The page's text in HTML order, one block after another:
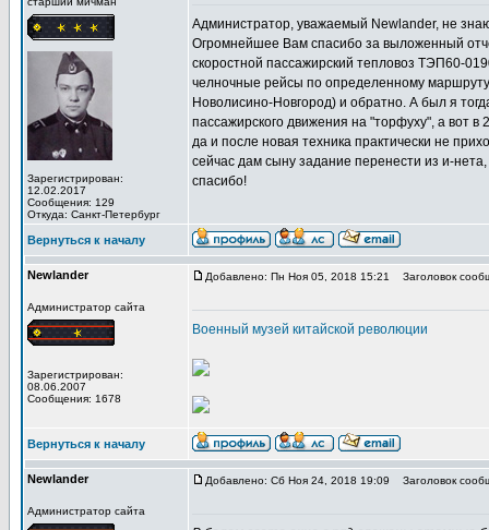
Зарегистрирован:
12.02.2017
Сообщения: 129
Откуда: Санкт-Петербург
Администратор, уважаемый Newlander, не
Огромнейшее Вам спасибо за выложенный
скоростной пассажирский тепловоз ТЭП60-
челночные рейсы по определенному
Новолисино-Новгород) и обратно. А был я
пассажирского движения на "торфуху", а вот
да и после новая техника практически не
сейчас дам сыну задание перенести из и-
спасибо!
Вернуться к началу
Newlander
Администратор сайта
Зарегистрирован:
08.06.2007
Сообщения: 1678
Добавлено: Пн Ноя 05, 2018 15:21 Заголовок
Военный музей китайской революции
Вернуться к началу
Newlander
Администратор сайта
Добавлено: Сб Ноя 24, 2018 19:09 Заголовок